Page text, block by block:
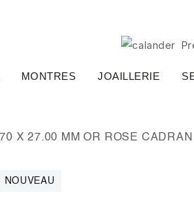
MONTRES JOAILLERIE
X 27.00 MM OR ROSE
NOUVEAU